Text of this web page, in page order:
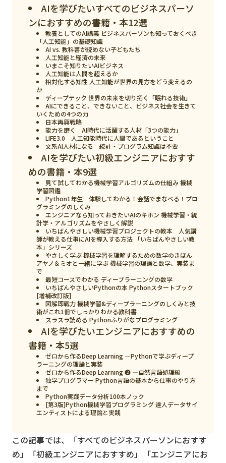
ドローン
ロボット
スマート物流
ニュース
デジタルサイネージ
おすすめ
検索する
AIを学びたいすべてのビジネスパーソ
ンにおすすめの書籍・本12選
教養としてのAI講義 ビジネスパーソンも知っておくべき
「人工知能」の基礎知識
AI vs. 教科書が読めない子どもたち
人工知能と経済の未来
いまこそ知りたいAIビジネス
人工知能は人間を超えるか
相対化する知性 人工知能が世界の見方をどう変えるの
か
ディープテック 世界の未来を切り拓く「眠れる技術」
AIにできること、できないこと、ビジネス社会を生きて
いくための4つの力
日本再興戦略
能力を磨く AI時代に活躍する人材「3つの能力」
LIFE3.0 人工知能時代に人間であるということ
文系AI人材になる 統計・プログラム知識は不要
AIを学びたい初級エンジニアにおすす
めの書籍・本9選
見て試してわかる機械学習アルゴリズムの仕組み 機械
学習図鑑
Python1年生 体験してわかる！会話でまなべる！プロ
グラミングのしくみ
エンジニアなら知っておきたいAIのキホン 機械学習・統
計学・アルゴリズムをやさしく解説
いちばんやさしい機械学習プロジェクトの教本 人気講
師が教える仕事にAIを導入する方法 「いちばんやさしい教
本」シリーズ
やさしく学ぶ 機械学習を理解するための数学のきほん
アヤノ＆ミオと一緒に学ぶ 機械学習の理論と数学、実装ま
で
最短コースでわかる ディープラーニングの数学
いちばんやさしいPythonの本 Pythonスタートブック
[増補改訂版]
図解即戦力 機械学習&ディープラーニングのしくみと技
術がこれ1冊でしっかりわかる教科書
スラスラ読める Pythonふりがなプログラミング
AIを学びたいエンジニアにおすすめの
書籍・本5選
ゼロから作るDeep Learning ―Pythonで学ぶディープ
ラーニングの理論と実装
ゼロから作るDeep Learning ❷ ―自然言語処理編
独学プログラマー Python言語の基本から仕事のやり方
まで
Python実践データ分析100本ノック
[第3版]Python機械学習プログラミング 達人データサイ
エンティストによる理論と実践
この記事では、「すべてのビジネスパーソンにおすす
め」「初級エンジニアにおすすめ」「エンジニアにお